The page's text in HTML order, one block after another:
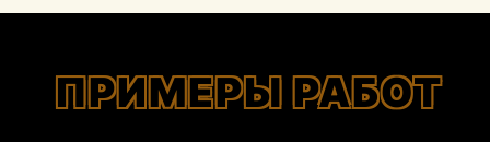
ПРИМЕРЫ РАБОТ